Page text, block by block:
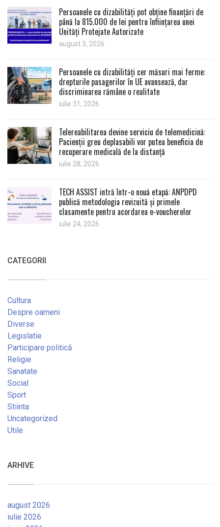
Persoanele cu dizabilități pot obține finanțări de
până la 815.000 de lei pentru înființarea unei
Unități Protejate Autorizate
august 3, 2026
Persoanele cu dizabilități cer măsuri mai ferme:
drepturile pasagerilor în UE avansează, dar
discriminarea rămâne o realitate
iulie 31, 2026
Telereabilitarea devine serviciu de telemedicină:
Pacienții greu deplasabili vor putea beneficia de
recuperare medicală de la distanță
iulie 28, 2026
TECH ASSIST intră într-o nouă etapă: ANPDPD
publică metodologia revizuită și primele
clasamente pentru acordarea e-voucherelor
iulie 24, 2026
CATEGORII
Cultura
Despre oameni
Diverse
Legislatie
Participare politică
Religie
Sanatate
Social
Sport
Stiinta
Uncategorized
Utile
ARHIVE
august 2026
iulie 2026